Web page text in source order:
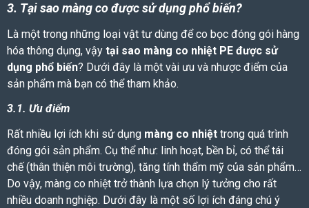
3. Tại sao màng co được sử dụng phổ biến?
Là một trong những loại vật tư dùng để co bọc đóng gói hàng
hóa thông dụng, vậy tại sao màng co nhiệt PE được sử
dụng phổ biến? Dưới đây là một vài ưu và nhược điểm của
sản phẩm mà bạn có thể tham khảo.
3.1. Ưu điểm
Rất nhiều lợi ích khi sử dụng màng co nhiệt trong quá trình
đóng gói sản phẩm. Cụ thể như: linh hoạt, bền bỉ, có thể tái
chế (thân thiện môi trường), tăng tính thẩm mỹ của sản phẩm…
Do vậy, màng co nhiệt trở thành lựa chọn lý tưởng cho rất
nhiều doanh nghiệp. Dưới đây là một số lợi ích đáng chú ý